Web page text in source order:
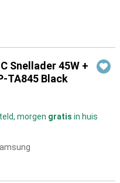
Snellader 45W +
TA845 Black
morgen gratis in huis